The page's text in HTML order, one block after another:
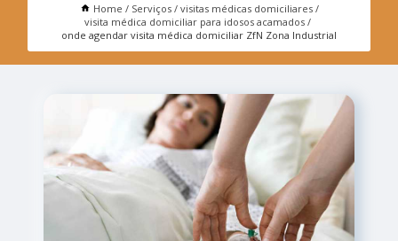
Home Serviços
visitas médicas domiciliares
visita médica domiciliar para idosos acamados
onde agendar visita médica domiciliar ZfN Zona Industrial